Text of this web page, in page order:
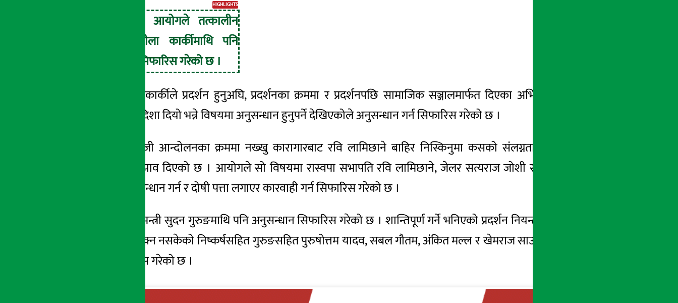
HIGHLIGHTS
मानव अधिकार आयोगले तत्कालीन
प्रधानमन्त्री सुशीला कार्कीमाथि पनि
अनुसन्धान गर्न सिफारिस गरेको छ ।
आयोगले प्रतिवेदनमा कार्कीले प्रदर्शन हुनुअघि, प्रदर्शनका क्रममा र प्रदर्शनपछि सामाजिक सञ्जालमार्फत दिएका अभिव्यक्ति र उनको सक्रियताले
आन्दोलनलाई कस्तो दिशा दियो भन्ने विषयमा अनुसन्धान हुनुपर्ने देखिएकोले अनुसन्धान गर्न सिफारिस गरेको छ ।
जेन-जी आन्दोलनका क्रममा नख्खु कारागारबाट रवि लामिछाने बाहिर निस्किनुमा कसको संलग्नता थियो ? भन्ने विषयमा पनि
अनुसन्धान गर्नुपर्ने सुझाव दिएको छ । आयोगले सो विषयमारास्वपासभापति रवि लामिछाने, जेलर सत्यराज जोशी र
ढकालमाथि पनि अनुसन्धान गर्न र दोषी पत्ता लगाएर कारवाही गर्न सिफारिस गरेको छ ।
यता आयोगले पूर्व गृहमन्त्रीसुदनगुरुङमाथि पनि अनुसन्धान सिफारिस गरेको छ । शान्तिपूर्ण गर्ने भनिएको प्रदर्शन नियन्त्रण बाहिर गई हिंसात्मक
लिँदा पनि त्यसलाई रोक्न नसकेको निष्कर्षसहित गुरुङसहित पुरुषोत्तम यादव, सबल गौतम,अंकितमल्ल र खेमराजसाउडमाथि
गर्न आयोगले सिफारिस गरेको छ ।